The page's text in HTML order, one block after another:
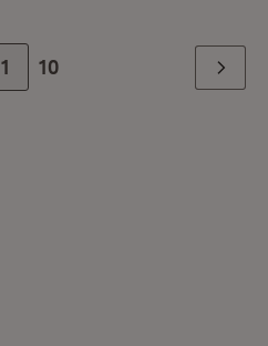
Zur Seite
1 Zur letzten Seite
10 Weiter